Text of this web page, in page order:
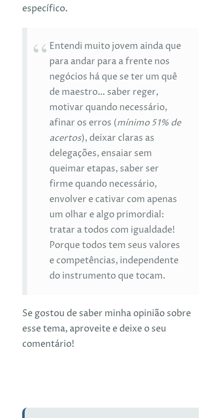
específico.
Entendi muito jovem ainda que
para andar para a frente nos
negócios há que se ter um quê
de maestro… saber reger,
motivar quando necessário,
afinar os erros (mínimo 51% de
acertos), deixar claras as
delegações, ensaiar sem
queimar etapas, saber ser
firme quando necessário,
envolver e cativar com apenas
um olhar e algo primordial:
tratar a todos com igualdade!
Porque todos tem seus valores
e competências, independente
do instrumento que tocam.
Se gostou de saber minha opinião sobre
esse tema, aproveite e deixe o seu
comentário!